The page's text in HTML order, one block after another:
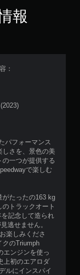
報
：
パフォーマンス
しさを、景色の美
の一つが提供する
で楽しむ
がたったの163 kg
トラックオート
記念して造られ
逃せません。
楽しみくださ
クのTriumph
エンジンを使っ
上初のエアロダ
ルにインスパイ